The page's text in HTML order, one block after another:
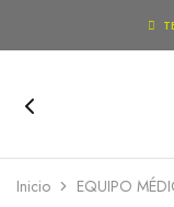

Inicio EQUIPO